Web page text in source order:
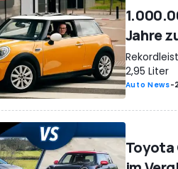
Jahre
2,95 Liter
Auto News-
Toyota